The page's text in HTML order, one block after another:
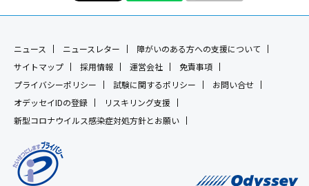
ニュース ニュースレター
障がいのある方への支援について
サイトマップ
採用情報 運営会社
免責事項
プライバシーポリシー
試験に関するポリシー
お問い合せ
オデッセイIDの登録
リスキリング支援
新型コロナウイルス感染症対処方針とお願い